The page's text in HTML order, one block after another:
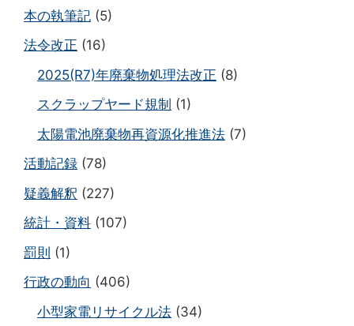
本の執筆記 (5)
法令改正 (16)
2025(R7)年廃棄物処理法改正 (8)
スクラップヤード規制 (1)
太陽電池廃棄物再資源化推進法 (7)
活動記録 (78)
疑義解釈 (227)
統計・資料 (107)
罰則 (1)
行政の動向 (406)
小型家電リサイクル法 (34)